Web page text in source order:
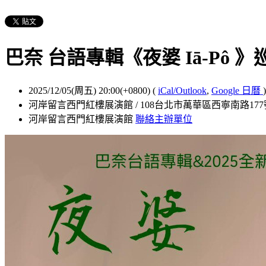
巴奈 台語專輯《夜婆 Iā-Pô 》
2025/12/05(周五) 20:00(+0800) ( iCal/Outlook, Google 日曆 )
河岸留言西門紅樓展演館 / 108台北市萬華區西寧南路177
河岸留言西門紅樓展演館 聯絡主辦單位